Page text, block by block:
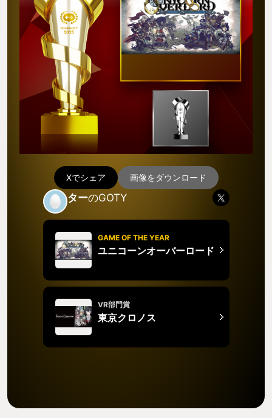
Xでシェア 画像をダウンロード
ターのGOTY
GAME OF THE YEAR
ユニコーンオーバーロード
VR部門賞
東京クロノス